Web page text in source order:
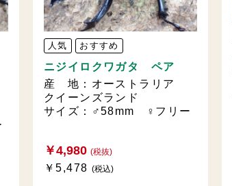
人気 おすすめ
ニジイロクワガタ ペア
産 地：オーストラリア
クイーンズランド
サイズ：♂58mm ♀フリー
￥4,980 (税抜)
￥5,478 (税込)